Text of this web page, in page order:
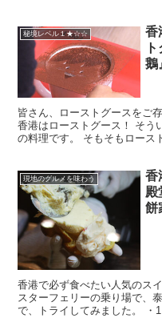
秘境レベル１★☆☆
香
鵝
皆さん、ローストグースをご
香港はローストグース！ そう
の料理です。 そもそもロース
現地のグルメを味わう
香
殿
餅
香港で必ず食べたい人気のス
スターフェリーの乗り場で、
で、トライしてみました。 ・